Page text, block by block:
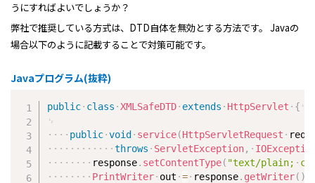
うにすればよいでしょうか？
弊社で推奨している方式は、DTD自体を無効とする方法です。 Javaの
場合以下のように記載することで対策可能です。
Javaプログラム(抜粋)
public class XMLSafeDTD extends HttpServlet {
public void service(HttpServletRequest
throws
ServletException,
response. setContentType( "text/plain;
PrintWriter out = response. getWriter( )